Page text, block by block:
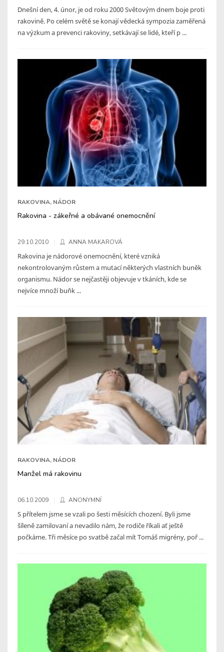
Dnešní den, 4. únor, je od roku 2000 Světovým dnem boje proti
rakovině. Po celém světě se konají vědecká sympozia zaměřená
na výzkum a prevenci rakoviny, setkávají se lidé, kteří p ...
RAKOVINA, NÁDOR
Rakovina - zákeřné a obávané onemocnění
29.10.2010 ANNA MAKAROVÁ
Rakovina je nádorové onemocnění, které vzniká
nekontrolovaným růstem a mutací některých vlastních buněk
organismu. Nádor se nejčastěji objevuje v tkáních, kde se
nejvíce množí buňk ...
RAKOVINA, NÁDOR
Manžel má rakovinu
06.10.2009 ANONYMNÍ
S přítelem jsme se vzali po šesti měsících chození. Byli jsme
šíleně zamilovaní a nevadilo nám, že rodiče říkali ať ještě
počkáme. Tři měsíce po svatbě začal mít Tomáš migrény, poř ...